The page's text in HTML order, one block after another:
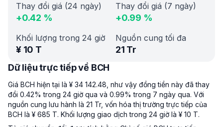
Thay đổi giá (24 ngày)
+0.42 %
Thay đổi giá (7 ngày)
+0.99 %
Khối lượng trong 24 giờ
¥ 10 T
Nguồn cung tối đa
21 Tr
Dữ liệu trực tiếp về BCH
Giá BCH hiện tại là ¥ 34 142.48, như vậy đồng tiền này đã thay
đổi 0.42% trong 24 giờ qua và 0.99% trong 7 ngày qua. Với
nguồn cung lưu hành là 21 Tr, vốn hóa thị trường trực tiếp của
BCH là ¥ 685 T. Khối lượng giao dịch trong 24 giờ là ¥ 10 T.